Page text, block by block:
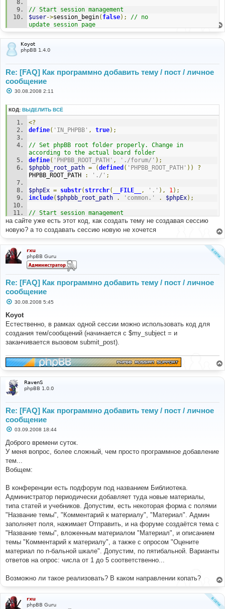
// Start session management
$user->session_begin( false);
// no
update_session_page
// session_create($user_id = false, $set_admin =
false, $persist_login = false, $viewonline = true)
$user ->
$auth->acl($user->data);
$user->setup();
$my_subject
test [русский сабж 3] text'
[русский текст 3] a text', 'windows-1251'));
// variables to hold the parameters for submit_post
$poll
= $uid = $bitfield
generate_text_for_storage ($my_subject, $uid,
$bitfield , $options, false, false, false
generate_text_for_storage
$my_text, $uid
$options, true, true, true);
'forum_id'
=> [ FORUM_ID_HERE ],
'icon_id'
=> false ,
'enable_bbcode' =>
'enable_smilies'
=> true,
'enable_urls'
=> true,
'enable_sig'
=>
'message_md5'
'bbcode_bitfield' => $bitfield,
'bbcode_uid'
=> $uid ,
'post_edit_locked'
'topic_title'
'post_time'
=> 0,
'forum_name'
=> '',
'enable_indexing'
=>
submit_post('post', $my_subject, '', POST_NORMAL
$poll, $data);
$user->session_kill
?>
Koyot
phpBB 1.4.0
Re: [FAQ] Как программно добавить тему / пост / личное
сообщение
С
б
щ
30.08.2008 2:11
КОД: ВЫДЕЛИТЬ ВСЁ
<?
define( 'IN_PHPBB' , true);
// Set phpBB root folder properly. Change in
according to the actual board folder
define( 'PHPBB_ROOT_PATH' , './forum/' );
$phpbb_root_path = (defined ( 'PHPBB_ROOT_PATH' ))
?
PHPBB_ROOT_PATH
: './' ;
$phpEx = substr( strrchr( __FILE__ , '.' ), 1);
include( $phpbb_root_path . 'common.' . $phpEx);
// Start session management
$user ->session_begin();
$auth->acl($user->data);
setup
// Initialize  login result array
$login =
// Handle logouot button if pressed
if(isset ($_POST['logout']) && $user-> data['user_id']
!= ANONYMOUS
)
{
$user
// Check if user has submitted login and password and
try to log in
if(isset($_POST[ 'login'])
{
$username = request_var('username', '',
$password = request_var('password', '', true);
$autologin
= (!empty($_POST['autologin'])) ?
true : false
$login = $auth->login($username, $password,
$autologin);
// Send headers
header( 'Cache-Control: private, no-cache="set-
header
// Check if user has tried to log in and greet him if
login is successful
if((!empty($login) && $login['status'] ==
LOGIN_SUCCESS) || $user ->data['user_id'] !=
ANONYMOUS)
// Reset permissions data if user has just logged
in
}
на сайте уже есть этот код, как создать тему не создавая сессию
новую? а то создавать сессию новую не хочется
rxu
phpBB Guru
Re: [FAQ] Как программно добавить тему / пост / личное
сообщение
С
о
б
щ
е
н
и
30.08.2008 5:45
Koyot
Естественно, в рамках одной сессии можно использовать код для
создания тем/сообщений (начинается с $my_subject = и
заканчивается вызовом submit_post).
RavenS
phpBB 1.0.0
Re: [FAQ] Как программно добавить тему / пост / личное
сообщение
С
о
б
щ
е
н
и
03.09.2008 18:44
Доброго времени суток.
У меня вопрос, более сложный, чем просто программное добавление
тем...
Вобщем:
В конференции есть подфорум под названием Библиотека.
Администратор периодически добавляет туда новые материалы,
типа статей и учебников. Допустим, есть некоторая форма с полями
"Название темы", "Комментарий к материалу", "Материал". Админ
заполняет поля, нажимает Отправить, и на форуме создаётся тема с
"Название темы", вложенным материалом "Материал", и описанием
темы "Комментарий к материалу", а также с опросом "Оцените
материал по n-бальной шкале". Допустим, по пятибальной. Варианты
ответов на опрос: числа от 1 до 5 соответственно...
Возможно ли такое реализовать? В каком направлении копать?
rxu
phpBB Guru